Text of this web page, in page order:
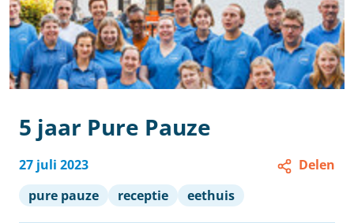
5 jaar Pure Pauze
Delen
27 juli 2023
pure pauze
receptie eethuis